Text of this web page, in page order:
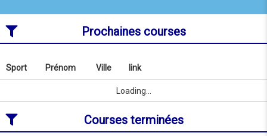
Prochaines courses
Rechercher
par
localité
depuis
Sport Prénom Ville
link
link
Loading...
Courses terminées